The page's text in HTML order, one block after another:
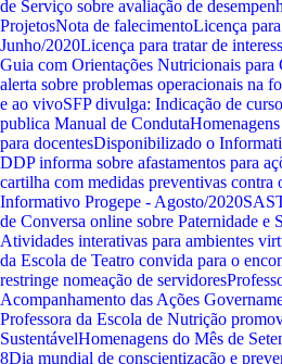
de Serviço sobre avaliação de
ProjetosNota de falecimentoLicença
Junho/2020Licença para tratar de
Guia com Orientações Nutricionais
alerta sobre problemas operacionais na
e ao vivoSFP divulga: Indicação de
publica Manual de Conduta
para docentesDisponibilizado o
DDP informa sobre afastamentos para
cartilha com medidas preventivas
Informativo Progepe - Agosto/2020
de Conversa online sobre Paternidade e
Atividades interativas para ambientes
da Escola de Teatro convida para o
restringe nomeação de servidores
Acompanhamento das Ações
Professora da Escola de Nutrição
SustentávelHomenagens do Mês de
8Dia mundial de conscientização e